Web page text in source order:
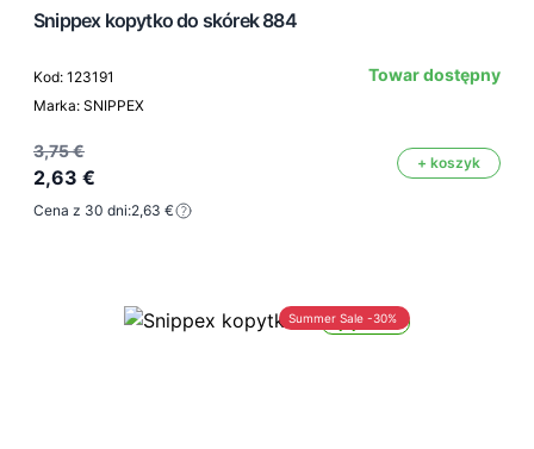
Snippex kopytko do skórek 884
Kod: 123191
Marka: SNIPPEX
Towar dostępny
3,75 €
2,63 €
+ koszyk
Cena z 30 dni:2,63 €
Wysyłka 24h
Summer Sale -30%